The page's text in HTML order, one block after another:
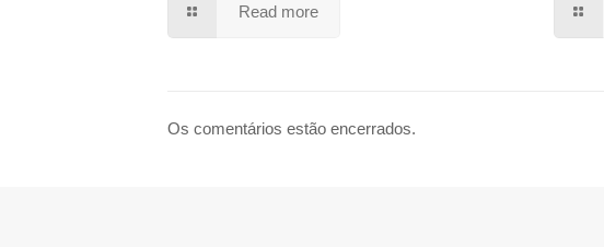
Read more
Os comentários estão encerrados.